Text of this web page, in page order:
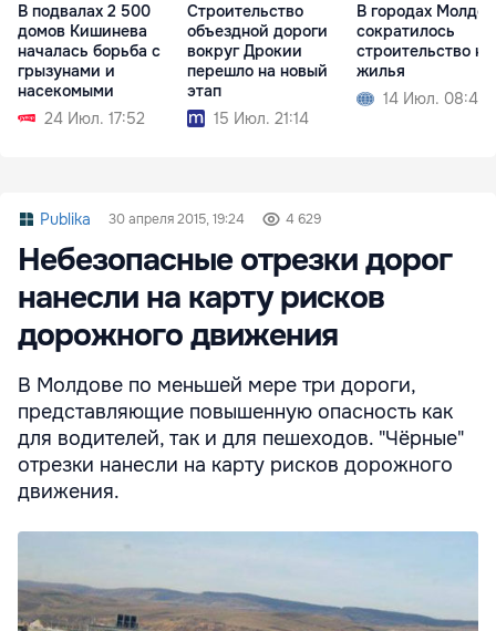
В подвалах 2 500
домов Кишинева
началась борьба с
грызунами и
насекомыми
24 Июл. 17:52
Строительство
объездной дороги
вокруг Дрокии
перешло на новый
этап
15 Июл. 21:14
В городах
сократилось
строительство
жилья
14 Июл. 08:42
Publika 30 апреля 2015, 19:24 4 629
Небезопасные отрезки дорог
нанесли на карту рисков
дорожного движения
В Молдове по меньшей мере три дороги,
представляющие повышенную опасность как
для водителей, так и для пешеходов. "Чёрные"
отрезки нанесли на карту рисков дорожного
движения.